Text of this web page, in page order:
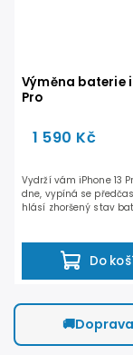
Výměna baterie
Pro
1 590 Kč
Do
Vydrží vám iPhone 13
dne, vypíná se
hlásí zhoršený stav
🚚Doprava